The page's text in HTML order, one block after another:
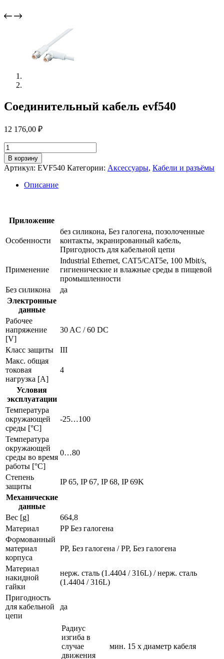
Соединительный кабель evf540
12 176,00 ₽
Количество
товара
Соединительный
кабель
evf540
В корзину
Артикул: EVF540 Категории: Аксессуары, Кабели и разъёмы
Описание
Приложение
Особенности
без силикона, Без галогена, позолоченные
контакты, экранированный кабель,
Пригодность для кабельной цепи
Применение
Industrial Ethernet, CAT5/CAT5e, 100 Mbit/s,
гигиенические и влажные среды в пищевой
промышленности
Без силикона
да
Электронные
данные
Рабочее
напряжение
[V]
30 AC / 60 DC
Класс защиты
III
Макс. общая
токовая
нагрузка [A]
4
Условия
эксплуатации
Температура
окружающей
среды [°C]
-25…100
Температура
окружающей
среды во время
работы [°C]
0…80
Степень
защиты
IP 65, IP 67, IP 68, IP 69K
Механические
данные
Вес [g]
664,8
Материал
PP Без галогена
Формованный
материал
корпуса
PP, Без галогена / PP, Без галогена
Материал
накидной
гайки
нерж. сталь (1.4404 / 316L) / нерж. сталь
(1.4404 / 316L)
Пригодность
для кабельной
цепи
да
Радиус
изгиба в
случае
движения
мин. 15 x диаметр кабеля